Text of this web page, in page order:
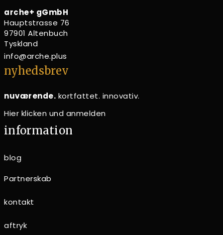
arche+ gGmbH
Hauptstrasse 76
97901 Altenbuch
Tyskland
info@arche.plus
nyhedsbrev
nuværende. kortfattet. innovativ.
Hier klicken und anmelden
information
blog
Partnerskab
kontakt
aftryk